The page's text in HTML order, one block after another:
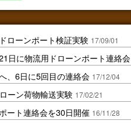
ローンポート検証実験 17/09/01
日に物流用ドローンポート連絡会
、6日に5回目の連絡会 17/12/04
ーン荷物輸送実験 17/02/21
ート連絡会を30日開催 16/11/28